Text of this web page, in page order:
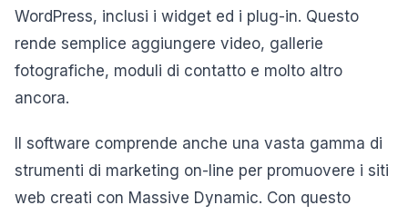
WordPress, inclusi i widget ed i plug-in. Questo
rende semplice aggiungere video, gallerie
fotografiche, moduli di contatto e molto altro
ancora.
Il software comprende anche una vasta gamma di
strumenti di marketing on-line per promuovere i siti
web creati con Massive Dynamic. Con questo